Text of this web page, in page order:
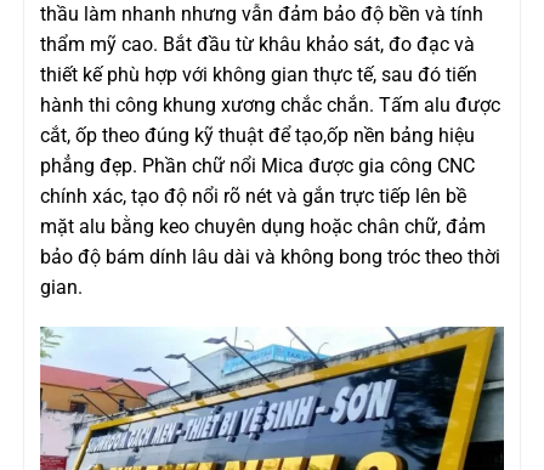
thầu làm nhanh nhưng vẫn đảm bảo độ bền và tính
thẩm mỹ cao. Bắt đầu từ khâu khảo sát, đo đạc và
thiết kế phù hợp với không gian thực tế, sau đó tiến
hành thi công khung xương chắc chắn. Tấm alu được
cắt, ốp theo đúng kỹ thuật để tạo,ốp nền bảng hiệu
phẳng đẹp. Phần chữ nổi Mica được gia công CNC
chính xác, tạo độ nổi rõ nét và gắn trực tiếp lên bề
mặt alu bằng keo chuyên dụng hoặc chân chữ, đảm
bảo độ bám dính lâu dài và không bong tróc theo thời
gian.